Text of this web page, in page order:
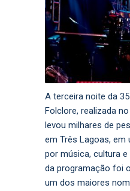
A terceira noite da
Folclore, realizada
levou milhares de
em Três Lagoas,
por música, cultura
da programação foi
um dos maiores